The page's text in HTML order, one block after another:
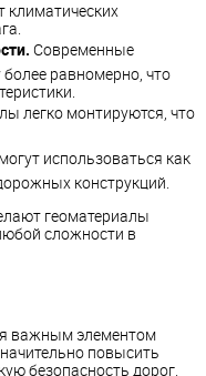
Современные
равномерно, что
легко монтируются, что
использоваться как
конструкций.
геоматериалы
сложности в
важным элементом
повысить
безопасность дорог.